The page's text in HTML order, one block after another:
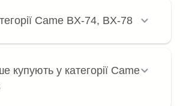
Came BX-74, BX-78
купують у категорії Came